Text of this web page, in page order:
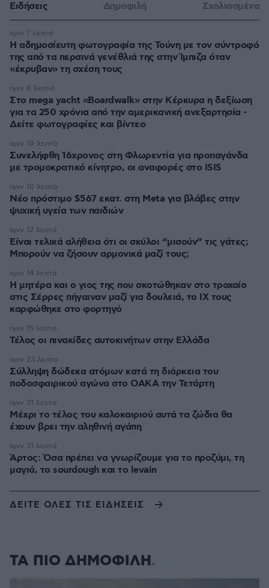
Ειδήσεις Δημοφιλή Σχολιασμένα
Η αδημοσίευτη φωτογραφία της Τούνη με τον σύντροφό
της από τα περσινά γενέθλιά της στην Ίμπιζα όταν
«έκρυβαν» τη σχέση τους
πριν 7 λεπτά
Στο mega yacht «Boardwalk» στην Κέρκυρα η δεξίωση
για τα 250 χρόνια από την αμερικανική ανεξαρτησία -
Δείτε φωτογραφίες και βίντεο
πριν 8 λεπτά
Συνελήφθη 16χρονος στη Φλωρεντία για προπαγάνδα
με τρομοκρατικό κίνητρο, οι αναφορές στο ISIS
πριν 10 λεπτά
Νέο πρόστιμο $567 εκατ. στη Meta για βλάβες στην
ψυχική υγεία των παιδιών
πριν 10 λεπτά
Είναι τελικά αλήθεια ότι οι σκύλοι “μισούν” τις γάτες;
Μπορούν να ζήσουν αρμονικά μαζί τους;
πριν 12 λεπτά
Η μητέρα και ο γιος της που σκοτώθηκαν στο τροχαίο
στις Σέρρες πήγαιναν μαζί για δουλειά, το ΙΧ τους
καρφώθηκε στο φορτηγό
πριν 14 λεπτά
Τέλος οι πινακίδες αυτοκινήτων στην Ελλάδα
πριν 15 λεπτά
Σύλληψη δώδεκα ατόμων κατά τη διάρκεια του
ποδοσφαιρικού αγώνα στο ΟΑΚΑ την Τετάρτη
πριν 23 λεπτά
Μέχρι το τέλος του καλοκαιριού αυτά τα ζώδια θα
έχουν βρει την αληθινή αγάπη
πριν 31 λεπτά
Άρτος: Όσα πρέπει να γνωρίζουμε για το προζύμι, τη
μαγιά, το sourdough και το levain
πριν 31 λεπτά
ΔΕΙΤΕ ΟΛΕΣ ΤΙΣ ΕΙΔΗΣΕΙΣ
ΤΑ ΠΙΟ ΔΗΜΟΦΙΛΗ